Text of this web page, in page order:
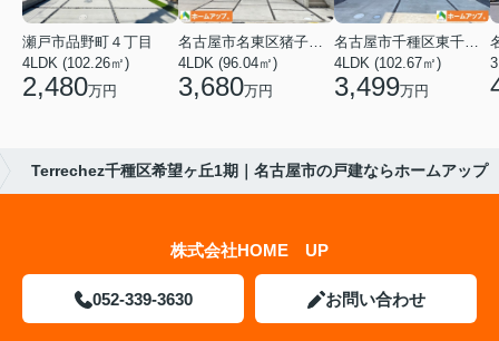
瀬戸市品野町４丁目
4LDK (102.26㎡)
2,480万円
4LDK (96.04㎡)
3,680万円
4LDK (102.67㎡)
3,499万円
Terrechez千種区希望ヶ丘1期｜名古屋市の戸建ならホームアップ
株式会社HOME UP
052-339-3630 お問い合わせ